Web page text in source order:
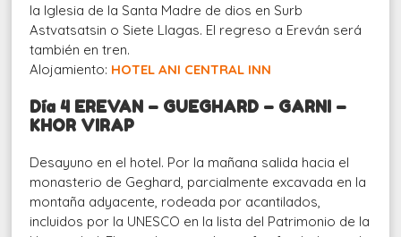
la Iglesia de la Santa Madre de dios en Surb
Astvatsatsin o Siete Llagas. El regreso a Ereván será
también en tren.
Alojamiento: HOTEL ANI CENTRAL INN
Día 4 EREVAN – GUEGHARD – GARNI –
KHOR VIRAP
Desayuno en el hotel. Por la mañana salida hacia el
monasterio de Geghard, parcialmente excavada en la
montaña adyacente, rodeada por acantilados,
incluidos por la UNESCO en la lista del Patrimonio de la